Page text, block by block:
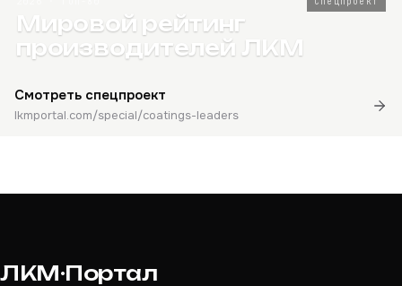
Мировой рейтинг
производителей ЛКМ
Смотреть спецпроект
lkmportal.com/special/coatings-leaders
ЛКМ·Портал